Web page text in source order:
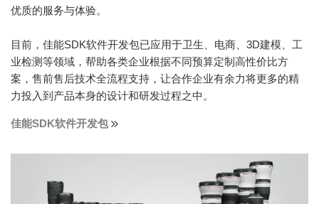
优质的服务与体验。
目前，佳能SDK软件开发包已应用于卫生、电商、3D建模、工
业检测等领域，帮助各类企业根据不同预算定制高性价比方
案，售前售后技术全流程支持，让合作企业有余力将更多的精
力投入到产品本身的设计和研发过程之中。
佳能SDK软件开发包